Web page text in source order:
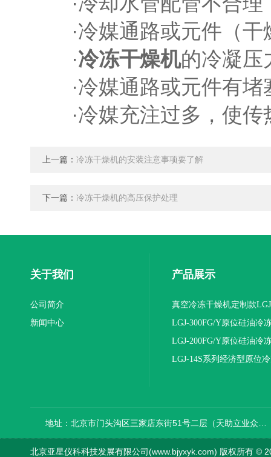
·冷媒通路或元件（干
·冷冻干燥机的冷凝压
·冷媒通路或元件有堵
·冷媒充注过多，使传
上一篇： 冷冻干燥机的安装注意事项要了解
下一篇： 冷冻干燥机的高压保护处理
关于我们
公司简介
新闻中心
产品展示
真空冷冻干燥机定制款
16NS/C标准版
LGJ-300FG/Y原位硅油冷
机(压盖型)
LGJ-200FG/Y原位硅油冷
机(压盖型)
LGJ-14S系列经济型原位
北京亚星仪科科技发展有限公司(www.bjyxyk.com) 版权所有 ©